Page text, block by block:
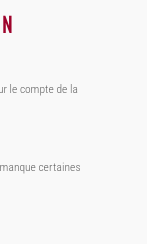
le compte de la
certaines